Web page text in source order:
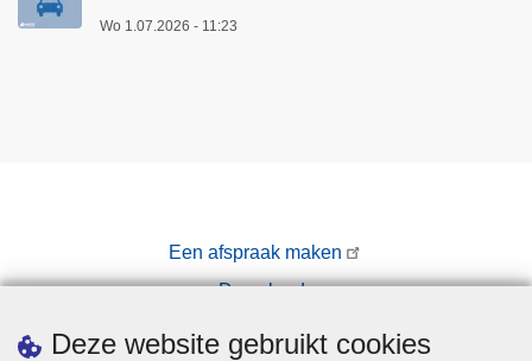
Deze website gebruikt cookies
Wo 1.07.2026 - 11:23
Een afspraak maken
Downloads
Pers